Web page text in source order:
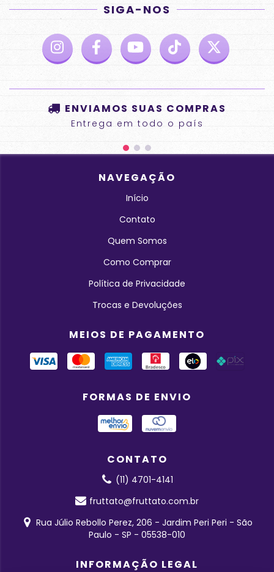
SIGA-NOS
ENVIAMOS SUAS COMPRAS
Entrega em todo o país
NAVEGAÇÃO
Início
Contato
Quem Somos
Como Comprar
Política de Privacidade
Trocas e Devoluções
MEIOS DE PAGAMENTO
FORMAS DE ENVIO
CONTATO
(11) 4701-4141
fruttato@fruttato.com.br
Rua Júlio Rebollo Perez, 206 - Jardim Peri Peri - São
Paulo - SP - 05538-010
INFORMAÇÃO LEGAL